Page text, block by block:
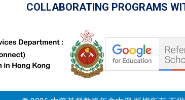
COLLABORATING PROGRAMS